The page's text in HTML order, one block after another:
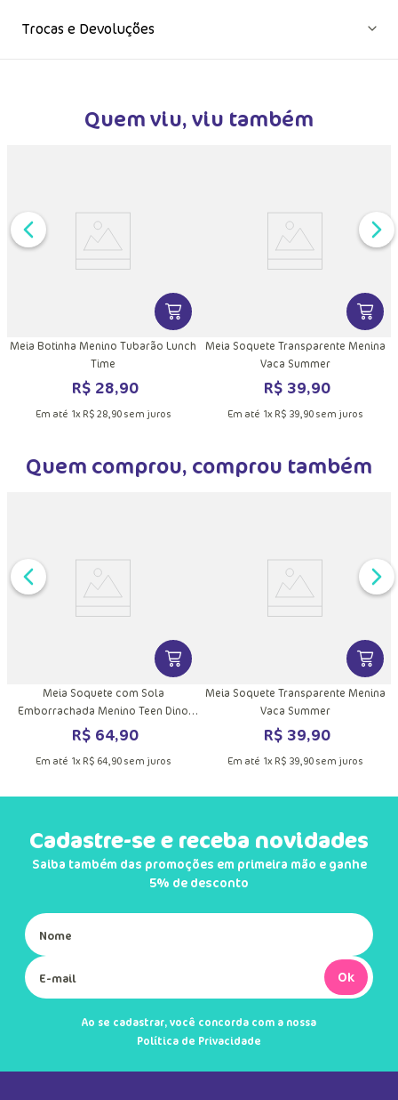
INFORMAÇÕES DO PRODUTOVER MAIS INFORMAÇÕES DO
Meia Botinha Menino Tubarão Lunch
R$ 28,90
VER
Meia Soquete Transparente Menina
Vaca Summer
R$ 39,90
INFORMAÇÕES DO PRODUTOVER MAIS INFORMAÇÕES DO
Meia Soquete com Sola
Emborrachada Menino Teen Dino
Astronauta
R$ 64,90
Em até1xR$64,90sem juros
VER
Meia Soquete Transparente Menina
Vaca Summer
R$ 39,90
Em até1xR$39,90sem juros
Cadastre-se e receba novidades
5% de desconto
Política de Privacidade